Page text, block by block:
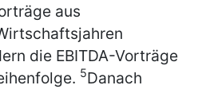
aus
die EBITDA-Vorträge
5Danach